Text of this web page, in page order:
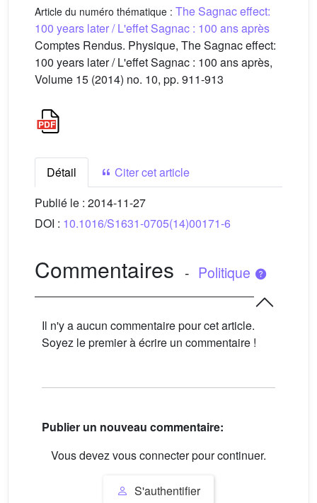
Article du numéro thématique : The Sagnac effect:
100 years later / L'effet Sagnac : 100 ans après
Comptes Rendus. Physique, The Sagnac effect:
100 years later / L'effet Sagnac : 100 ans après,
Volume 15 (2014) no. 10, pp. 911-913
Détail
Citer cet article
Publié le : 2014-11-27
DOI : 10.1016/S1631-0705(14)00171-6
Commentaires - Politique
Il n'y a aucun commentaire pour cet article.
Soyez le premier à écrire un commentaire !
Publier un nouveau commentaire:
Vous devez vous connecter pour continuer.
S'authentifier